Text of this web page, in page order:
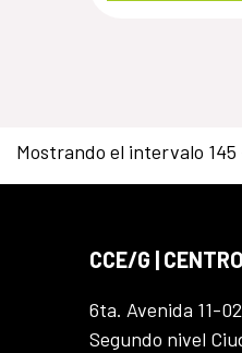
Mostrando el intervalo 145
CCE/G |
6ta. Avenida 11-
Segundo nivel